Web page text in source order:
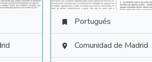
 Portugués
 Comunidad de Madrid